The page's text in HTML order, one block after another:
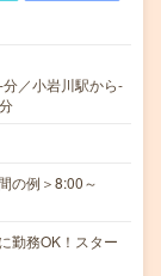
／小岩川駅から-
の例＞8:00～
勤務OK！スター